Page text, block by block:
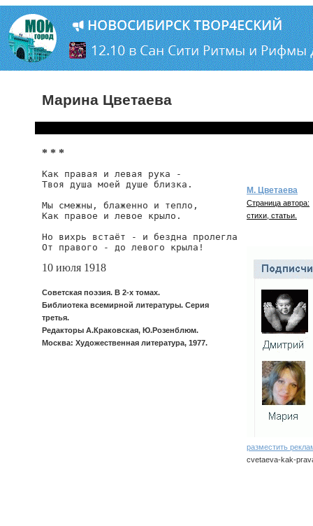
Марина Цветаева
* * *
Как правая и левая рука -
Твоя душа моей душе близка.
Мы смежны, блаженно и тепло,
Как правое и левое крыло.
Но вихрь встаёт - и бездна пролегла
От правого - до левого крыла!
10 июля 1918
Советская поэзия. В 2-х томах.
Библиотека всемирной литературы. Серия
третья.
Редакторы А.Краковская, Ю.Розенблюм.
Москва: Художественная литература, 1977.
М. Цветаева
Страница автора:
стихи, статьи.
разместить
cvetaeva-kak-